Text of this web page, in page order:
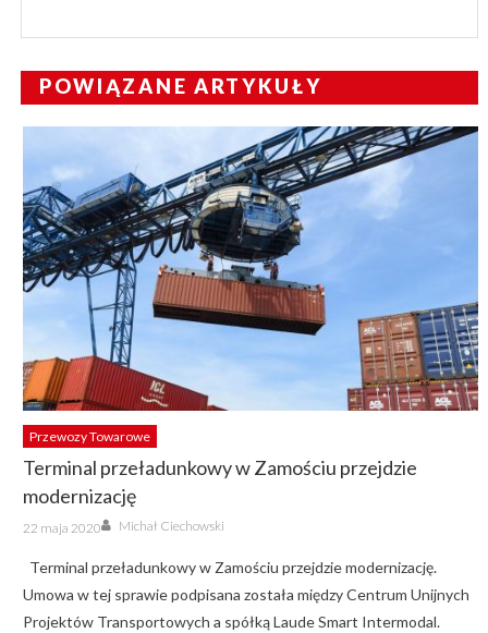
POWIĄZANE ARTYKUŁY
Przewozy Towarowe
Terminal przeładunkowy w Zamościu przejdzie
modernizację
Posted
on
22 maja 2020 Author
Michał Ciechowski
Terminal przeładunkowy w Zamościu przejdzie modernizację.
Umowa w tej sprawie podpisana została między Centrum Unijnych
Projektów Transportowych a spółką Laude Smart Intermodal.